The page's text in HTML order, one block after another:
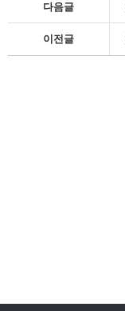
다음글
이전글